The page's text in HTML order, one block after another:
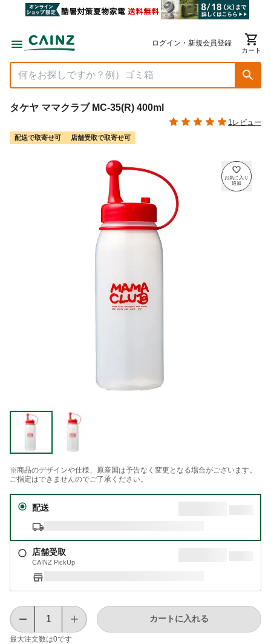
ログイン・新規会員登録
カート
タケヤ ママクラブ MC-35(R) 400ml
1レビュー
配送で取寄せ可 店舗受取で取寄せ可
※商品のデザインや仕様、原産国は予告なく変更となる場合がございます。
ご指定はできませんのでご了承ください。
配送
店舗受取
CAINZ PickUp
最大注文数は0です
カートに入れる